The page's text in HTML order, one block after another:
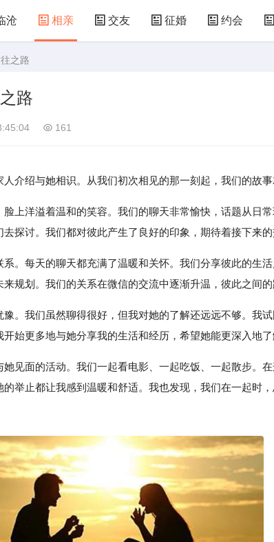
沧 相亲 交友 征婚 约会
之路
路
161
介绍与她相识。从我们初次相见的那一刻起，我们的故事
上洋溢着温和的笑容。我们的聊天非常愉快，话题从日
探讨。我们都对彼此产生了良好的印象，期待着接下来的
。每天的聊天都充满了温暖和关怀。我们分享彼此的生
规划。我们的关系在微信的交流中逐渐升温，彼此之间的
。我们虽然聊得很好，但我对她的了解还远远不够。我
始更多地与她分享我的生活和经历，希望她能更深入地了
见面的活动。我们一起看电影、一起吃饭、一起散步。
举止都让我感到温暖和舒适。我也发现，我们在一起时